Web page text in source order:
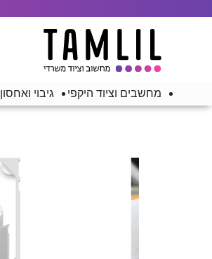
מחשבים וציוד היקפי גיבוי ואחסון